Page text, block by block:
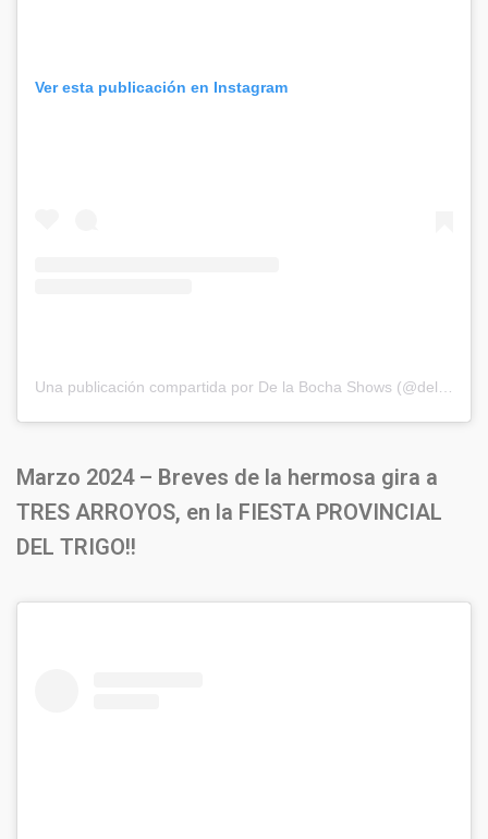
Ver esta publicación en Instagram
Una publicación compartida por De la Bocha Shows (@delabochaproducciones)
Marzo 2024 – Breves de la hermosa gira a
TRES ARROYOS, en la FIESTA PROVINCIAL
DEL TRIGO!!